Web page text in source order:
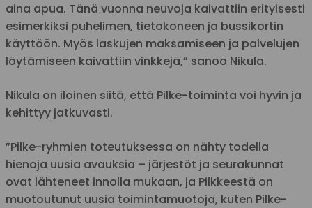
aina apua. Tänä vuonna neuvoja kaivattiin erityisesti
esimerkiksi puhelimen, tietokoneen ja bussikortin
käyttöön. Myös laskujen maksamiseen ja palvelujen
löytämiseen kaivattiin vinkkejä,” sanoo Nikula.
Nikula on iloinen siitä, että Pilke-toiminta voi hyvin ja
kehittyy jatkuvasti.
”Pilke-ryhmien toteutuksessa on nähty todella
hienoja uusia avauksia – järjestöt ja seurakunnat
ovat lähteneet innolla mukaan, ja Pilkkeestä on
muotoutunut uusia toimintamuotoja, kuten Pilke-